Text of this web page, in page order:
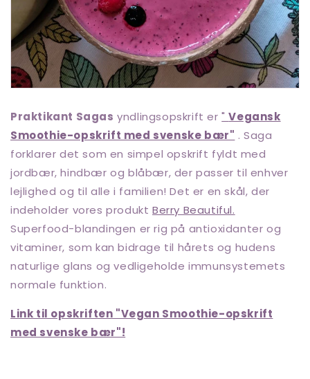
Praktikant Sagas yndlingsopskrift er"Vegansk
Smoothie-opskrift med svenske bær" . Saga
forklarer det som en simpel opskrift fyldt med
jordbær, hindbær og blåbær, der passer til enhver
lejlighed og til alle i familien! Det er en skål, der
indeholder vores produkt Berry Beautiful.
Superfood-blandingen er rig på antioxidanter og
vitaminer, som kan bidrage til hårets og hudens
naturlige glans og vedligeholde immunsystemets
normale funktion.
Link til opskriften "Vegan Smoothie-opskrift
med svenske bær"!